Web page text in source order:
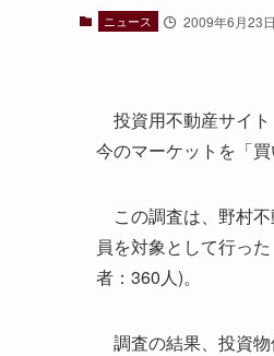
ニュース 2009年6月23日
投資用不動産サイ
今のマーケットを「
この調査は、野村
員を対象として行っ
者：360人)。
調査の結果、投資